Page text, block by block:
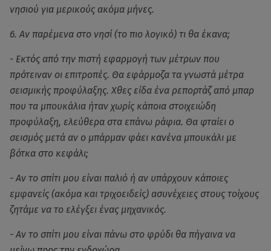
νησιού για μερικούς ακόμα μήνες.
6. Αν παρέμενα στο νησί (το πιο λογικό) τι θα έκανα;
- Εκτός από την πιστή εφαρμογή των μέτρων που
πρότειναν οι επιτροπές. Θα εφάρμοζα τα γνωστά μέτρα
σεισμικής προφύλαξης. Χθες είδα ένα ρεπορτάζ από μπαρ
που τα μπουκάλια ήταν χωρίς κάποια στοιχειώδη
προφύλαξη, ελεύθερα στα επάνω ράφια. Θα φταίει ο
σεισμός μετά αν ο μπάρμαν φάει κανένα μπουκάλι με
βότκα στο κεφάλι;
- Αν το σπίτι μου είναι παλιό ή αν υπάρχουν κάποιες
εμφανείς (ακόμα και τριχοειδείς) ασυνέχειες στους τοίχους
ζητάμε να το ελέγξει ένας μηχανικός.
- Αν το σπίτι μου είναι πάνω στο φρύδι θα πήγαινα να